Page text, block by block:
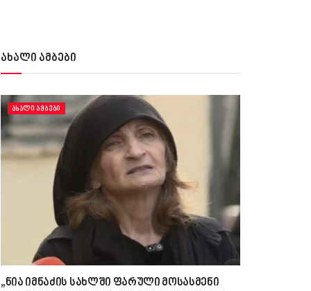
ახალი ამბები
ᲐᲮᲐᲚᲘ ᲐᲛᲑᲔᲑᲘ
„ნია იმნაძის სახლში ფარული მოსასმენი